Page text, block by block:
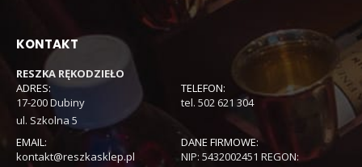
KONTAKT
RESZKA RĘKODZIEŁO
ADRES:
17-200 Dubiny
ul. Szkolna 5
TELEFON:
tel. 502 621 304
EMAIL:
kontakt@reszkasklep.pl
DANE FIRMOWE:
NIP: 5432002451 REGON: